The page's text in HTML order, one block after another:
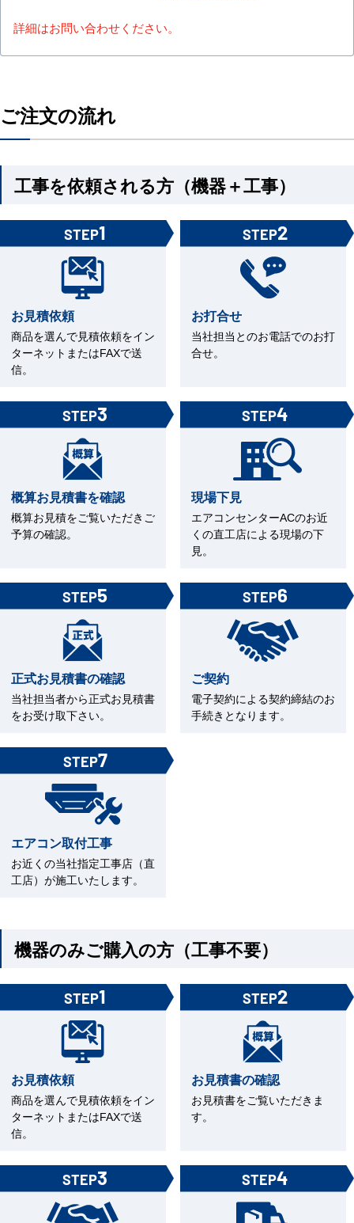
詳細はお問い合わせください。
ご注文の流れ
工事を依頼される方（機器＋工事）
STEP1
お見積依頼
商品を選んで見積依頼をイン
ターネットまたはFAXで送
信。
STEP2
お打合せ
当社担当とのお電話でのお打
合せ。
STEP3
概算お見積書を確認
概算お見積をご覧いただきご
予算の確認。
STEP4
現場下見
エアコンセンターACのお近
くの直工店による現場の下
見。
STEP5
正式お見積書の確認
当社担当者から正式お見積書
をお受け取下さい。
STEP6
ご契約
電子契約による契約締結のお
手続きとなります。
STEP7
エアコン取付工事
お近くの当社指定工事店（直
工店）が施工いたします。
機器のみご購入の方（工事不要）
STEP1
お見積依頼
商品を選んで見積依頼をイン
ターネットまたはFAXで送
信。
STEP2
お見積書の確認
お見積書をご覧いただきま
す。
STEP3 STEP4